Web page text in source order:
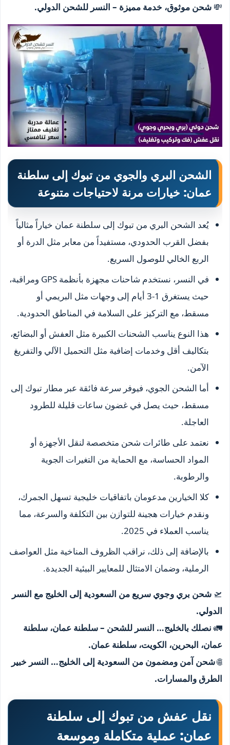
💸 شحن موثوق، خدمة مميزة – النسر للشحن الدولي.
الشحن البري والجوي من تبوك إلى سلطنة
عمان: خيارات مرنة لاحتياجات متنوعة
يُعد الشحن البري من تبوك إلى سلطنة عمان خياراً مثالياً
بفضل القرب الحدودي، مستفيداً من معابر مثل الدرة أو
الربع الخالي للوصول السريع.
في النسر، نستخدم شاحنات مجهزة بأنظمة GPS ومراقبة،
حيث يستغرق 1-3 أيام إلى وجهات مثل البريمي أو
مسقط، مع التركيز على السلامة في المناطق الحدودية.
هذا النوع يناسب الشحنات الكبيرة مثل العفش أو البضائع،
بتكاليف أقل وخدمات إضافية مثل التحميل الآلي والتفريغ
الآمن.
أما الشحن الجوي، فيوفر سرعة فائقة عبر مطار تبوك إلى
مسقط، حيث يصل في غضون ساعات قليلة للطرود
العاجلة.
نعتمد على طائرات شحن متخصصة لنقل الأجهزة أو
المواد الحساسة، مع الحماية من التغيرات الجوية
والرطوبة.
كلا الخيارين مدعومان باتفاقيات خليجية تسهل الجمرك،
ونقدم خيارات هجينة للتوازن بين التكلفة والسرعة، مما
يناسب العملاء في 2025.
بالإضافة إلى ذلك، نراقب الظروف المناخية مثل العواصف
الرملية، وضمان الامتثال للمعايير البيئية الجديدة.
🛫 شحن بري وجوي سريع من السعودية إلى الخليج مع النسر
الدولي.
🚛 نصلك بالخليج… النسر للشحن – سلطنة عمان، سلطنة
عمان، البحرين، الكويت، سلطنة عمان.
🌐شحن آمن ومضمون من السعودية إلى الخليج… النسر خبير
الطرق والمسارات.
نقل عفش من تبوك إلى سلطنة
عمان: عملية متكاملة وموسعة